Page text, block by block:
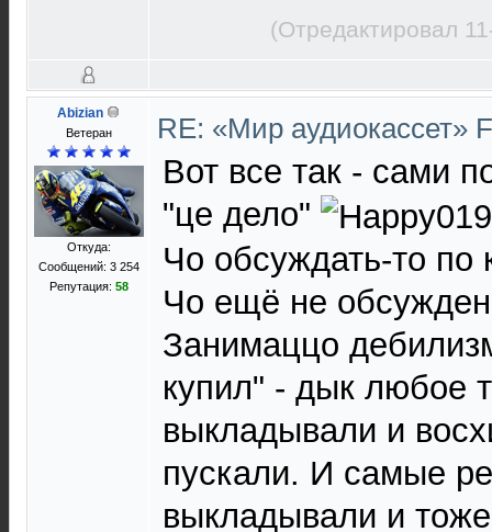
(Отредактировал
Abizian
Ветеран
Откуда:
Сообщений: 3 254
Репутация: 58
RE: «Мир аудиокассет»
Вот все так - сами
"це дело"
Чо обсуждать-то по
Чо ещё не
Занимаццо
купил" - дык любое
выкладывали и
пускали. И самые
выкладывали и